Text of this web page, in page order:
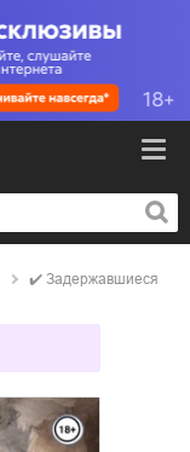
✔️ Задержавшиеся